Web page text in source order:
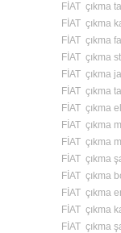
FİAT çıkma
FİAT çıkma
FİAT çıkma
FİAT çıkma
FİAT çıkma
FİAT çıkma
FİAT çıkma
FİAT çıkma
FİAT çıkma
FİAT çıkma
FİAT çıkma
FİAT çıkma
FİAT çıkma
FİAT çıkma